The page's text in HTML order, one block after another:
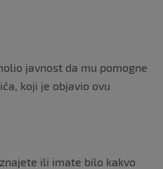
javnost da mu pomogne
koji je objavio ovu
ili imate bilo kakvo